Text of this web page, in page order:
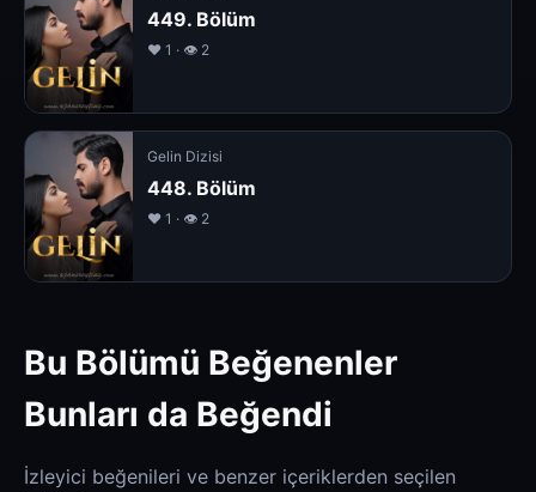
449. Bölüm
❤️ 1 · 👁 2
Gelin Dizisi
448. Bölüm
❤️ 1 · 👁 2
Bu Bölümü Beğenenler
Bunları da Beğendi
İzleyici beğenileri ve benzer içeriklerden seçilen